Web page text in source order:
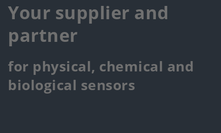
Your supplier and
partner
for physical, chemical and
biological sensors